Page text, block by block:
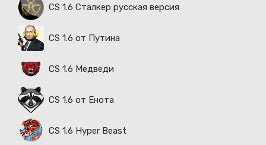
CS 1.6 Сталкер русская версия
CS 1.6 от Путина
CS 1.6 Медведи
CS 1.6 от Енота
CS 1.6 Hyper Beast